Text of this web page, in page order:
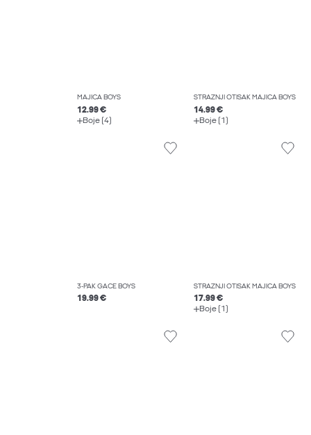
MAJICA BOYS
12.99 €
Boje (4)
STRAŽNJI OTISAK MAJICA BOYS
14.99 €
Boje (1)
3-PAK GAĆE BOYS
19.99 €
STRAŽNJI OTISAK MAJICA BOYS
17.99 €
Boje (1)